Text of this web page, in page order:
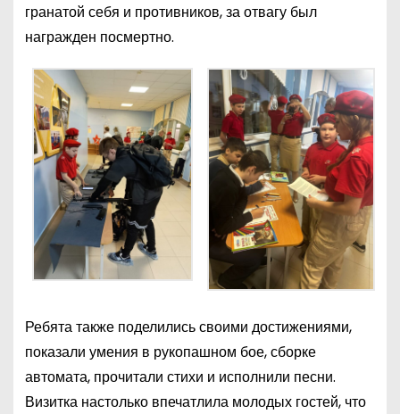
гранатой себя и противников, за отвагу был
награжден посмертно.
Ребята также поделились своими достижениями,
показали умения в рукопашном бое, сборке
автомата, прочитали стихи и исполнили песни.
Визитка настолько впечатлила молодых гостей, что